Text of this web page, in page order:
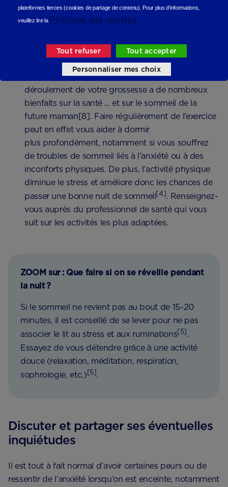
donne des repères essentiels à votre organisme
Pratiquer une activité physique régulière
l’absence de contre-indication médicale, une
activité physique régulière et adaptée au
déroulement de votre grossesse a de nombreux
bienfaits sur la santé … et sur le sommeil de la
future maman[8]. Faire régulièrement de l’exercice
peut en effet vous aider à dormir
plus profondément, notamment si vous souffrez
de troubles de sommeil liés à l’anxiété ou à des
inconforts physiques. De plus, l’activité physique
diminue le stress et améliore donc les chances de
passer une bonne nuit de sommeil[4]. Renseignez-
vous auprès du professionnel de santé qui vous
suit sur les activités les plus adaptées.
ZOOM sur : Que faire si on se réveille pendant
la nuit ?
Si le sommeil ne revient pas au bout de 15-20
minutes, il est conseillé de se lever pour ne pas
associer le lit au stress et aux ruminations[5].
Essayez de vous détendre grâce à une activité
douce (relaxation, méditation, respiration,
sophrologie, etc.)[5].
Discuter et partager ses éventuelles
inquiétudes
Il est tout à fait normal d’avoir certaines peurs ou de
ressentir de l’anxiété lorsqu’on est enceinte, notamment
plateformes tierces (cookies de partage de contenu). Pour plus d'informations,
veuillez lire la Politique des cookies.
Tout refuser Tout accepter
Personnaliser mes choix